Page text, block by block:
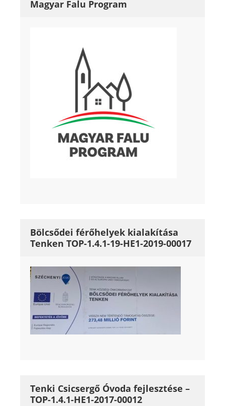
Magyar Falu Program
Bölcsődei férőhelyek kialakítása
Tenken TOP-1.4.1-19-HE1-2019-00017
Tenki Csicsergő Óvoda fejlesztése –
TOP-1.4.1-HE1-2017-00012